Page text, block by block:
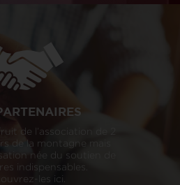
de l’association de 2
de la montagne mais
née du soutien de
indispensables.
les ici.